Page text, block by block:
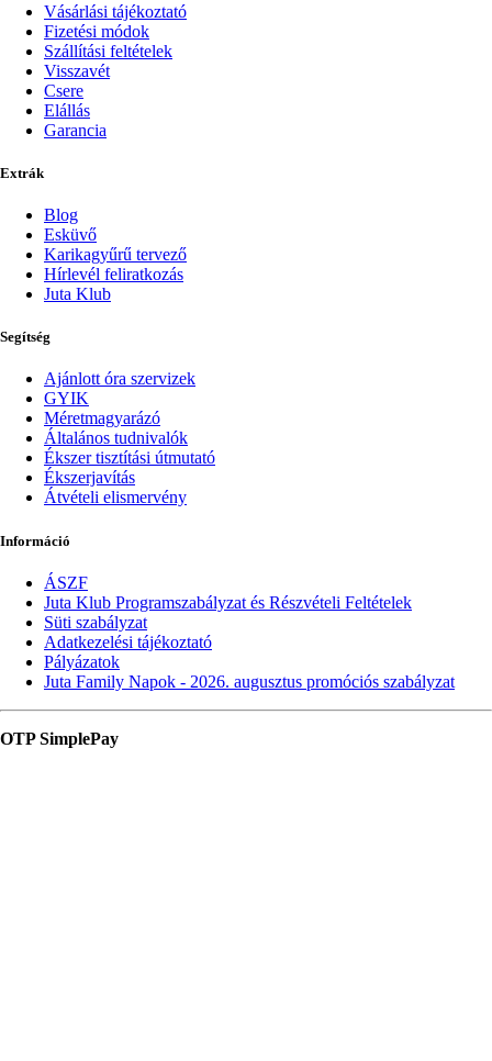
Vásárlási tájékoztató
Fizetési módok
Szállítási feltételek
Visszavét
Csere
Elállás
Garancia
Extrák
Blog
Esküvő
Karikagyűrű tervező
Hírlevél feliratkozás
Juta Klub
Segítség
Ajánlott óra szervizek
GYIK
Méretmagyarázó
Általános tudnivalók
Ékszer tisztítási útmutató
Ékszerjavítás
Átvételi elismervény
Információ
ÁSZF
Juta Klub Programszabályzat és Részvételi Feltételek
Süti szabályzat
Adatkezelési tájékoztató
Pályázatok
Juta Family Napok - 2026. augusztus promóciós szabályzat
OTP SimplePay